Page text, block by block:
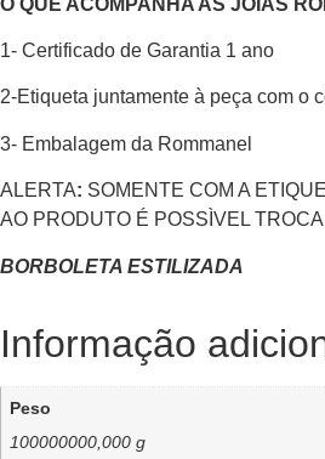
1- Certificado de Garantia 1 ano
2-Etiqueta juntamente à peça com o
3- Embalagem da Rommanel
ALERTA: SOMENTE COM A
AO PRODUTO É POSSÌVEL TROCA
BORBOLETA ESTILIZADA
Informação
Peso
100000000,000 g